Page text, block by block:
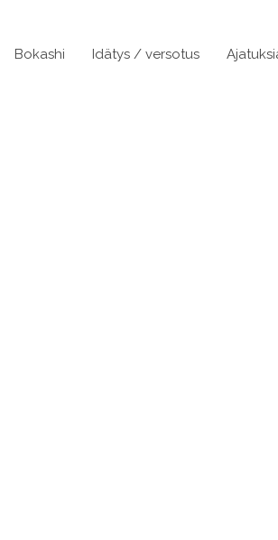
Bokashi Idätys / versotus